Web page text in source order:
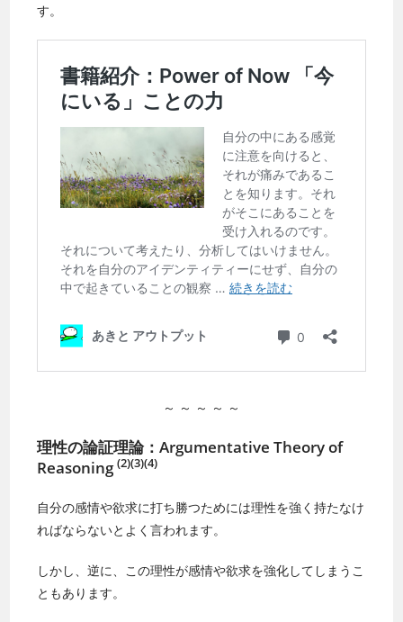
す。
～ ～ ～ ～ ～
理性の論証理論：Argumentative Theory of
Reasoning(2)(3)(4)
自分の感情や欲求に打ち勝つためには理性を強く持たなけ
ればならないとよく言われます。
しかし、逆に、この理性が感情や欲求を強化してしまうこ
ともあります。